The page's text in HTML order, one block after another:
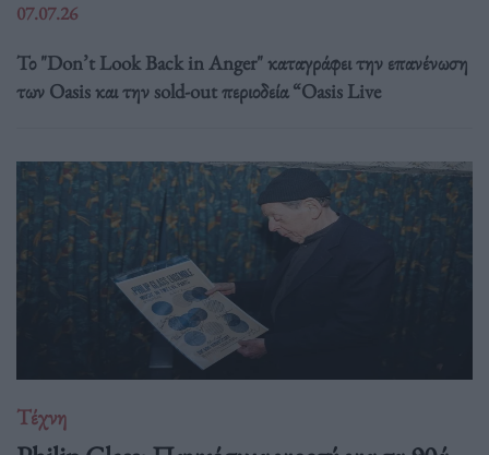
07.07.26
Το "Don’t Look Back in Anger" καταγράφει την επανένωση
των Oasis και την sold-out περιοδεία “Oasis Live
Τέχνη